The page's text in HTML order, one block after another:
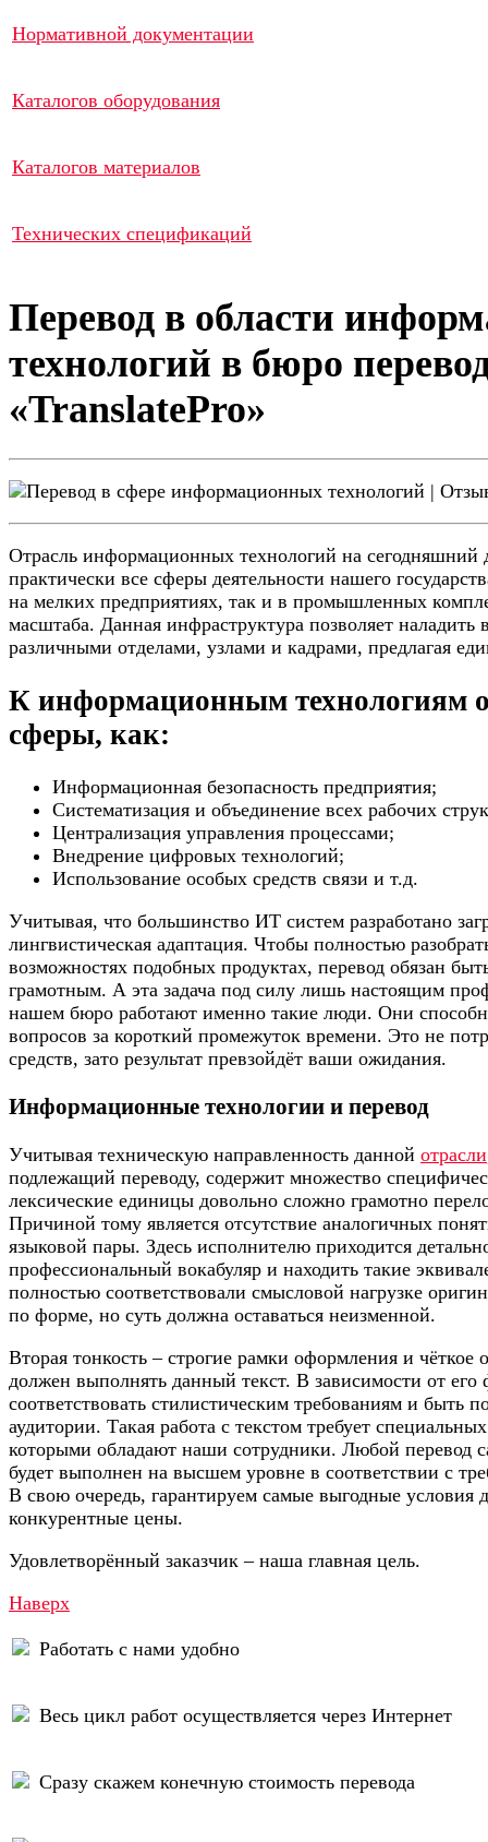
Нормативной документации
Каталогов оборудования
Каталогов материалов
Технических спецификаций
Перевод в области
технологий в бюро
«TranslatePro»
Отрасль информационных технологий на сегодняшний
практически все сферы деятельности нашего
на мелких предприятиях, так и в промышленных
масштаба. Данная инфраструктура позволяет наладить
различными отделами, узлами и кадрами, предлагая
К информационным технологиям
сферы, как:
Информационная безопасность предприятия;
Систематизация и объединение всех рабочих
Централизация управления процессами;
Внедрение цифровых технологий;
Использование особых средств связи и т.д.
Учитывая, что большинство ИТ систем разработано
лингвистическая адаптация. Чтобы полностью
возможностях подобных продуктах, перевод обязан
грамотным. А эта задача под силу лишь настоящим
нашем бюро работают именно такие люди. Они
вопросов за короткий промежуток времени. Это не
средств, зато результат превзойдёт ваши ожидания.
Информационные технологии и перевод
Учитывая техническую направленность данной отрасли
подлежащий переводу, содержит множество
лексические единицы довольно сложно грамотно
Причиной тому является отсутствие аналогичных
языковой пары. Здесь исполнителю приходится
профессиональный вокабуляр и находить такие
полностью соответствовали смысловой нагрузке
по форме, но суть должна оставаться неизменной.
Вторая тонкость – строгие рамки оформления и чёткое
должен выполнять данный текст. В зависимости от его
соответствовать стилистическим требованиям и быть
аудитории. Такая работа с текстом требует
которыми обладают наши сотрудники. Любой перевод
будет выполнен на высшем уровне в соответствии с
В свою очередь, гарантируем самые выгодные условия
конкурентные цены.
Удовлетворённый заказчик – наша главная цель.
Наверх
Работать с нами удобно
Весь цикл работ осуществляется через Интернет
Сразу скажем конечную стоимость перевода